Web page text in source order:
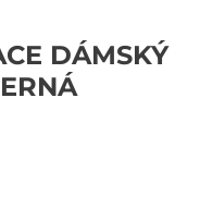
DÁMSKÝ